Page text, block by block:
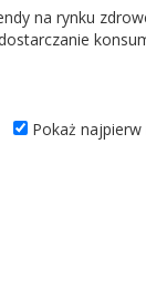
na rynku
Pokaż najpierw